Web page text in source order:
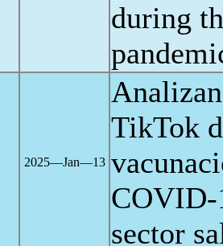
during
2025―Jan―13
TikTok
COVID-
sector